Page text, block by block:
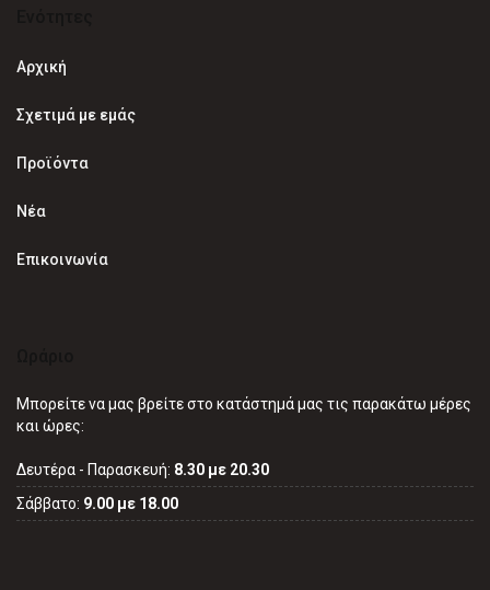
Αρχική
Σχετιμά με εμάς
Προϊόντα
Νέα
Επικοινωνία
Μπορείτε να μας βρείτε στο κατάστημά μας τις παρακάτω μέρες
και ώρες:
Δευτέρα - Παρασκευή: 8.30 με 20.30
Σάββατο: 9.00 με 18.00